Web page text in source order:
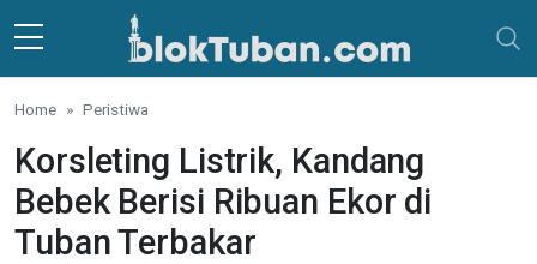
Skip to main content
Home Peristiwa
Korsleting Listrik, Kandang
Bebek Berisi Ribuan Ekor di
Tuban Terbakar